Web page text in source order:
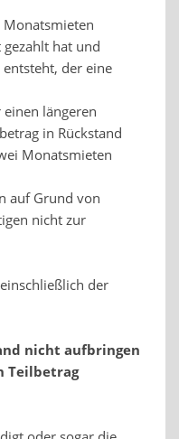
hat und
der eine
längeren
in Rückstand
Monatsmieten
auf Grund von
nicht zur
der
nicht aufbringen
Teilbetrag